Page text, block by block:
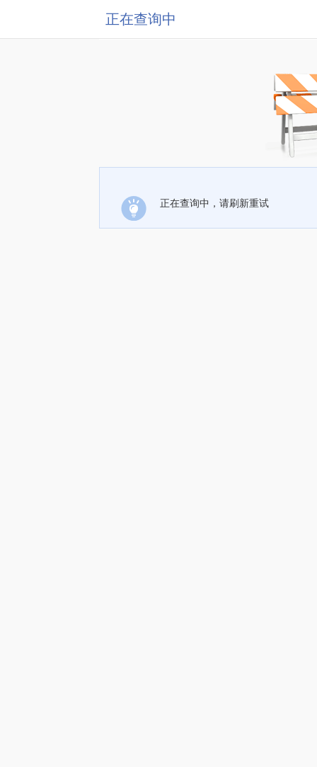
正在查询中
正在查询中，请刷新重试